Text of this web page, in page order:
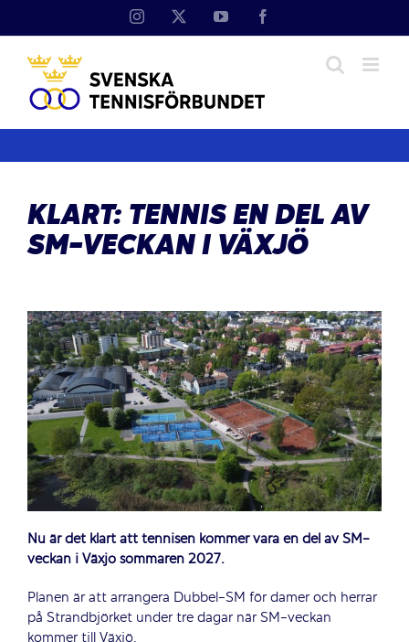
Instagram YouTube
KLART: TENNIS EN DEL AV
SM-VECKAN I VÄXJÖ
Nu är det klart att tennisen kommer vara en del av SM-
veckan i Växjö sommaren 2027.
Planen är att arrangera Dubbel-SM för damer och herrar
på Strandbjörket under tre dagar när SM-veckan
kommer till Växjö.